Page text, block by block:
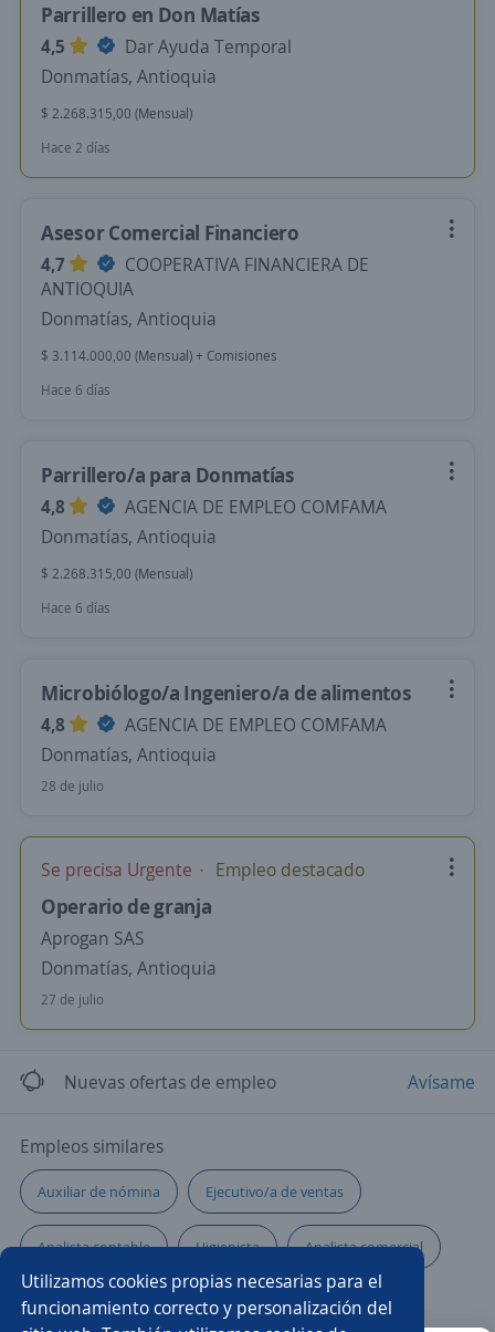
Utilizamos cookies propias necesarias para el
funcionamiento correcto y personalización del
Parrillero en Don Matías
4,5
Dar Ayuda Temporal
Donmatías, Antioquia
$ 2.268.315,00 (Mensual)
Hace 2 días
Asesor Comercial Financiero
4,7
COOPERATIVA FINANCIERA DE
ANTIOQUIA
Donmatías, Antioquia
$ 3.114.000,00 (Mensual) + Comisiones
Hace 6 días
Parrillero/a para Donmatías
4,8
AGENCIA DE EMPLEO COMFAMA
Donmatías, Antioquia
$ 2.268.315,00 (Mensual)
Hace 6 días
Microbiólogo/a Ingeniero/a de alimentos
4,8
AGENCIA DE EMPLEO COMFAMA
Donmatías, Antioquia
28 de julio
Se precisa Urgente Empleo destacado
Operario de granja
Aprogan SAS
Donmatías, Antioquia
27 de julio
Nuevas ofertas de empleo Avísame
Empleos similares
Auxiliar de nómina Ejecutivo/a de ventas
Analista contable Higienista Analista comercial
Mensajero/a motorizado/a Auxiliar de tienda